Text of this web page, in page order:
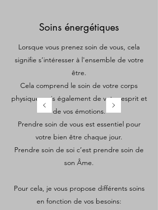
Soins énergétiques
Lorsque vous prenez soin de vous, cela
signifie s’intéresser à l'ensemble de votre
être.
Cela comprend le soin de votre corps
physique mais également de votre esprit et
de vos émotions.
Prendre soin de vous est essentiel pour
votre bien être chaque jour.
Prendre soin de soi c’est prendre soin de
son Âme.
Pour cela, je vous propose différents soins
en fonction de vos besoins: